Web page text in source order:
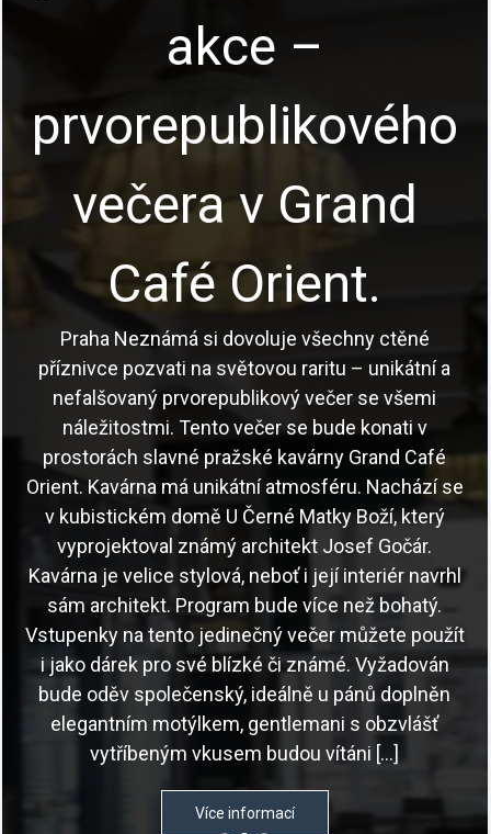
akce –
prvorepublikového
večera v Grand
Café Orient.
Praha Neznámá si dovoluje všechny ctěné
příznivce pozvati na světovou raritu – unikátní a
nefalšovaný prvorepublikový večer se všemi
náležitostmi. Tento večer se bude konati v
prostorách slavné pražské kavárny Grand Café
Orient. Kavárna má unikátní atmosféru. Nachází se
v kubistickém domě U Černé Matky Boží, který
vyprojektoval známý architekt Josef Gočár.
Kavárna je velice stylová, neboť i její interiér navrhl
sám architekt. Program bude více než bohatý.
Vstupenky na tento jedinečný večer můžete použít
i jako dárek pro své blízké či známé. Vyžadován
bude oděv společenský, ideálně u pánů doplněn
elegantním motýlkem, gentlemani s obzvlášť
vytříbeným vkusem budou vítáni […]
Více informací